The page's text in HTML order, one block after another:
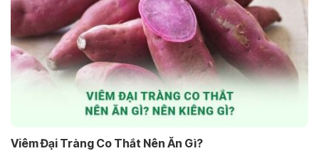
Viêm Đại Tràng Co Thắt Nên Ăn Gì?